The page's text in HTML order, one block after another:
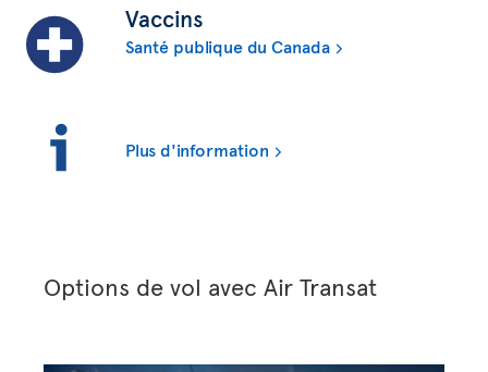
Vaccins
Santé publique du Canada
Plus d'information
Options de vol avec Air Transat